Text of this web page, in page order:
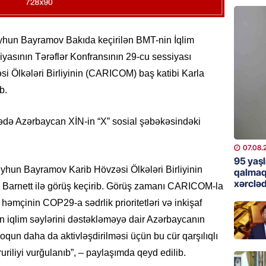
Bayramov Bakıda keçirilən BMT-nin İqlim
Tərəflər Konfransının 29-cu sessiyası
Ölkələri Birliyinin (CARICOM) baş katibi Karla
Azərbaycan XİN-in “X” sosial şəbəkəsindəki
Bayramov Karib Hövzəsi Ölkələri Birliyinin
ilə görüş keçirib. Görüş zamanı CARICOM-la
COP29-a sədrlik prioritetləri və inkişaf
iqlim səylərini dəstəkləməyə dair Azərbaycanın
daha da aktivləşdirilməsi üçün bu cür qarşılıqlı
vurğulanıb”, – paylaşımda qeyd edilib.
Çin
MANŞET
“Birgə
95